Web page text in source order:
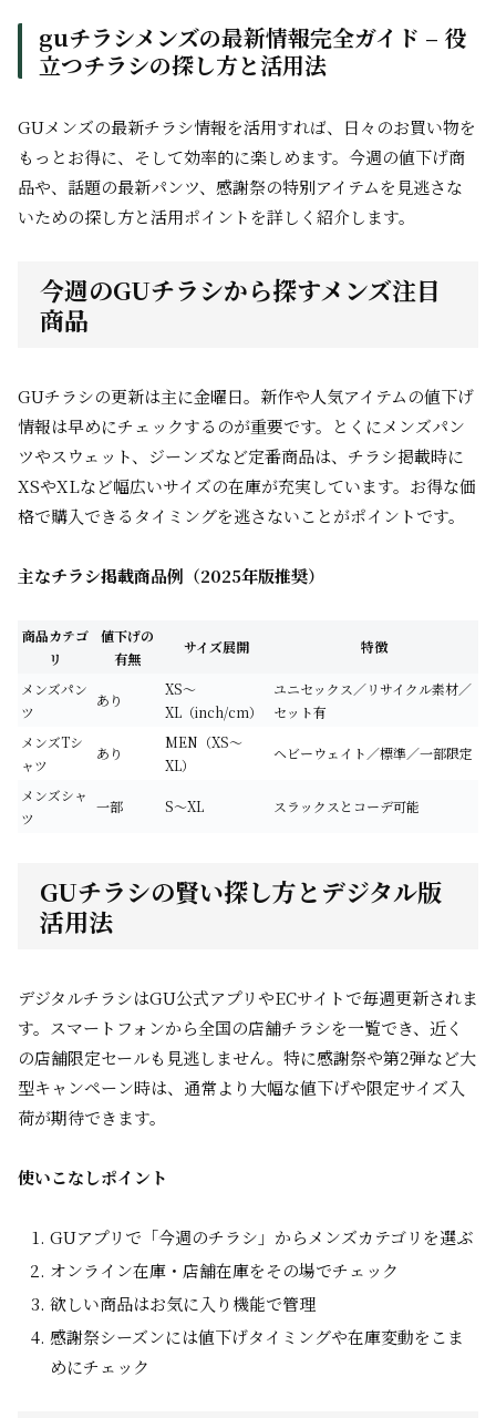
guチラシメンズの最新情報完全ガイド – 役
立つチラシの探し方と活用法
GUメンズの最新チラシ情報を活用すれば、日々のお買い物を
もっとお得に、そして効率的に楽しめます。今週の値下げ商
品や、話題の最新パンツ、感謝祭の特別アイテムを見逃さな
いための探し方と活用ポイントを詳しく紹介します。
今週のGUチラシから探すメンズ注目
商品
GUチラシの更新は主に金曜日。新作や人気アイテムの値下げ
情報は早めにチェックするのが重要です。とくにメンズパン
ツやスウェット、ジーンズなど定番商品は、チラシ掲載時に
XSやXLなど幅広いサイズの在庫が充実しています。お得な価
格で購入できるタイミングを逃さないことがポイントです。
主なチラシ掲載商品例（2025年版推奨）
商品カテゴ
リ
値下げの
有無
サイズ展開 特徴
メンズパン
ツ
あり
XS～
XL（inch/cm）
ユニセックス／リサイクル素材／
セット有
メンズTシ
ャツ
あり
MEN（XS～
XL）
ヘビーウェイト／標準／一部限定
メンズシャ
ツ
一部 S～XL スラックスとコーデ可能
GUチラシの賢い探し方とデジタル版
活用法
デジタルチラシはGU公式アプリやECサイトで毎週更新されま
す。スマートフォンから全国の店舗チラシを一覧でき、近く
の店舗限定セールも見逃しません。特に感謝祭や第2弾など大
型キャンペーン時は、通常より大幅な値下げや限定サイズ入
荷が期待できます。
使いこなしポイント
GUアプリで「今週のチラシ」からメンズカテゴリを選ぶ
オンライン在庫・店舗在庫をその場でチェック
欲しい商品はお気に入り機能で管理
感謝祭シーズンには値下げタイミングや在庫変動をこま
めにチェック